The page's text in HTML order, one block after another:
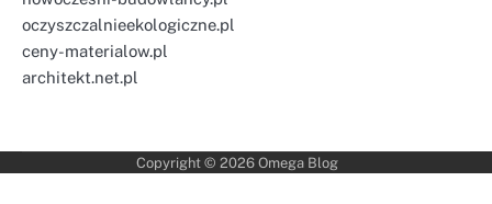
oczyszczalnieekologiczne.pl
ceny-materialow.pl
architekt.net.pl
Copyright © 2026 Omega Blog